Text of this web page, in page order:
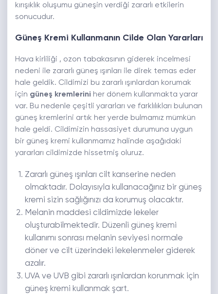
kırışıklık oluşumu güneşin verdiği zararlı etkilerin
sonucudur.
Güneş Kremi Kullanmanın Cilde Olan Yararları
Hava kirliliği , ozon tabakasının giderek incelmesi
nedeni ile zararlı güneş ışınları ile direk temas eder
hale geldik. Cildimizi bu zararlı ışınlardan korumak
için güneş kremlerini her dönem kullanmakta yarar
var. Bu nedenle çeşitli yararları ve farklılıkları bulunan
güneş kremlerini artık her yerde bulmamız mümkün
hale geldi. Cildimizin hassasiyet durumuna uygun
bir güneş kremi kullanmamız halinde aşağıdaki
yararları cildimizde hissetmiş oluruz.
Zararlı güneş ışınları cilt kanserine neden
olmaktadır. Dolayısıyla kullanacağınız bir güneş
kremi sizin sağlığınızı da korumuş olacaktır.
Melanin maddesi cildimizde lekeler
oluşturabilmektedir. Düzenli güneş kremi
kullanımı sonrası melanin seviyesi normale
döner ve cilt üzerindeki lekelenmeler giderek
azalır.
UVA ve UVB gibi zararlı ışınlardan korunmak için
güneş kremi kullanmak şart.